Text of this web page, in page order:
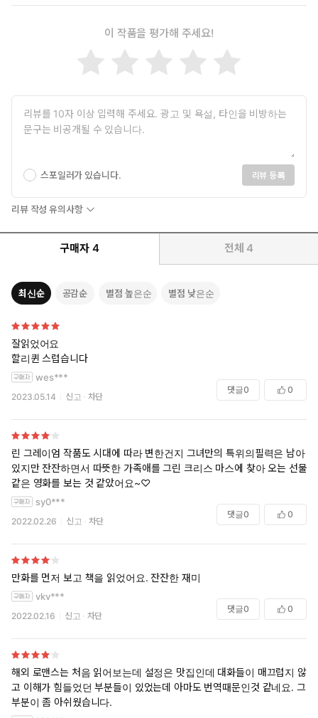
이 작품을 평가해 주세요!
스포일러가 있습니다. 리뷰 등록
리뷰 작성 유의사항
구매자 4 전체 4
최신순 공감순 별점 높은순 별점 낮은순
잘읽었어요
할리퀸 스럽습니다
wes***
2023.05.14 신고 차단
댓글0 0
린 그레이엄 작품도 시대에 따라 변한건지 그녀만의 특위의필력은 남아
있지만 잔잔하면서 따뜻한 가족애를 그린 크리스 마스에 찾아 오는 선물
같은 영화를 보는 것 같았어요~♡
sy0***
2022.02.26 신고 차단
댓글0 0
만화를 먼저 보고 책을 읽었어요. 잔잔한 재미
vkv***
2022.02.16 신고 차단
댓글0 0
해외 로맨스는 처음 읽어보는데 설정은 맛집인데 대화들이 매끄럽지 않
고 이해가 힘들었던 부분들이 있었는데 아마도 번역때문인것 같네요. 그
부분이 좀 아쉬웠습니다.